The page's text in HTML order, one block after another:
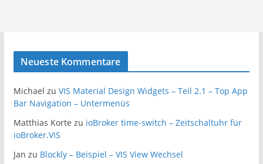
Neueste Kommentare
Michael zu VIS Material Design Widgets – Teil 2.1 – Top App
Bar Navigation – Untermenüs
Matthias Korte zu ioBroker time-switch – Zeitschaltuhr für
ioBroker.VIS
Jan zu Blockly – Beispiel – VIS View Wechsel